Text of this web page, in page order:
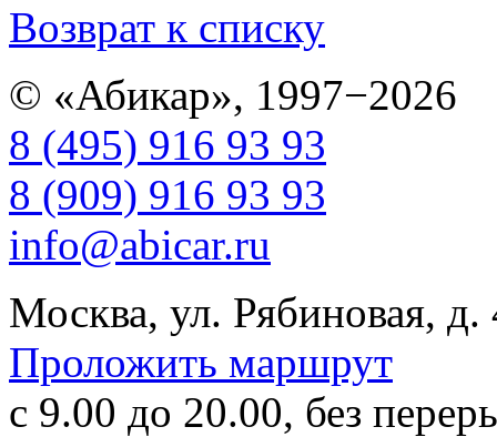
Возврат к списку
© «Абикар», 1997−2026
8 (495) 916 93 93
8 (909) 916 93 93
info@abicar.ru
Москва, ул. Рябиновая, д.
Проложить маршрут
с 9.00 до 20.00, без